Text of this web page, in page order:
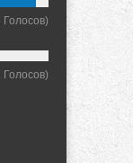
Голосов)
Голосов)